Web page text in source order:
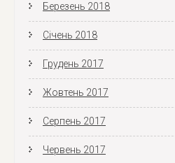
Березень 2018
Січень 2018
Грудень 2017
Жовтень 2017
Серпень 2017
Червень 2017